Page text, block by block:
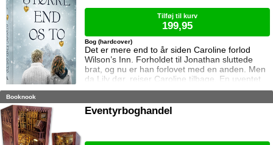
Det er mere end to år siden Caroline forlod
Wilson’s Inn. Forholdet til Jonathan sluttede
brat, og nu er han forlovet med en anden. Men
da Lily dør, rejser Caroline tilbage. En uventet
gave tvinger hende og Jonathan til at arbejde
Snart begynder følelserne mellem Caroline og
Jonathan atter at vokse. Men lavinens
Bog (hardcover)
Tilføj til kurv
199,95
Booknook
Eventyrboghandel